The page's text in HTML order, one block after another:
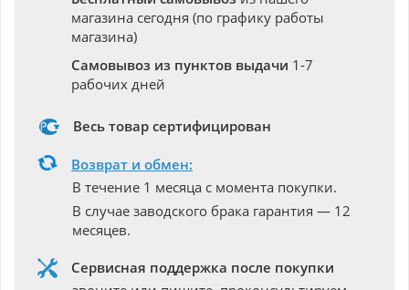
магазина сегодня (по графику работы
магазина)
Самовывоз из пунктов выдачи 1-7
рабочих дней
Весь товар сертифицирован
Возврат и обмен:
В течение 1 месяца с момента покупки.
В случае заводского брака гарантия — 12
месяцев.
Сервисная поддержка после покупки